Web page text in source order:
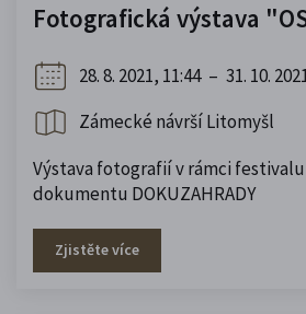
Fotografická výstava
28. 8. 2021, 11:44 – 31. 10.
Zámecké návrší Litomyšl
Výstava fotografií v rámci
dokumentu DOKUZAHRADY
Zjistěte více